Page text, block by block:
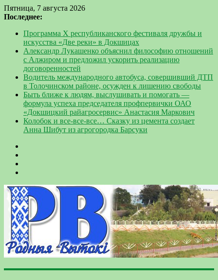
Пятница, 7 августа 2026
Последнее:
Программа Х республиканского фестиваля дружбы и
искусства «Две реки» в Докшицах
Александр Лукашенко объяснил философию отношений
с Алжиром и предложил ускорить реализацию
договоренностей
Водитель международного автобуса, совершивший ДТП
в Толочинском районе, осужден к лишению свободы
Быть ближе к людям, выслушивать и помогать —
формула успеха председателя профпервички ОАО
«Докшицкий райагросервис» Анастасия Маркович
Колобок и все-все-все… Сказку из цемента создает
Анна Шибут из агрогородка Барсуки